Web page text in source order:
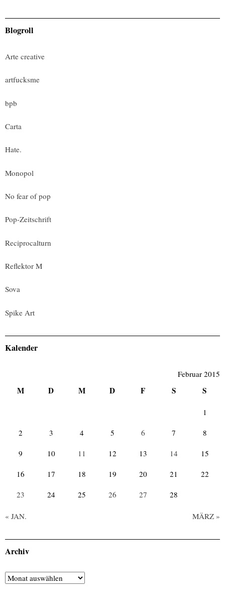
Blogroll
Arte creative
artfucksme
bpb
Carta
Hate.
Monopol
No fear of pop
Pop-Zeitschrift
Reciprocalturn
Reflektor M
Sova
Spike Art
Kalender
Februar 2015
M D M D F S S
« JAN. MÄRZ »
1
2 3 4 5 6 7 8
9 10 11 12 13 14 15
16 17 18 19 20 21 22
23 24 25 26 27 28
Archiv
Archiv